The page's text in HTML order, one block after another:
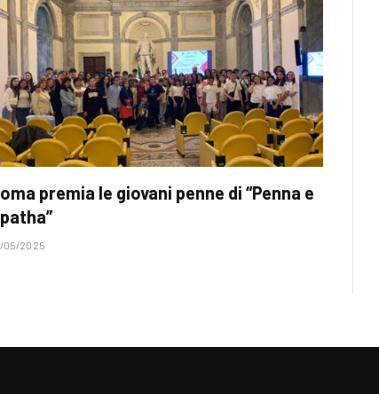
premia le giovani penne di “Penna e
05/2025